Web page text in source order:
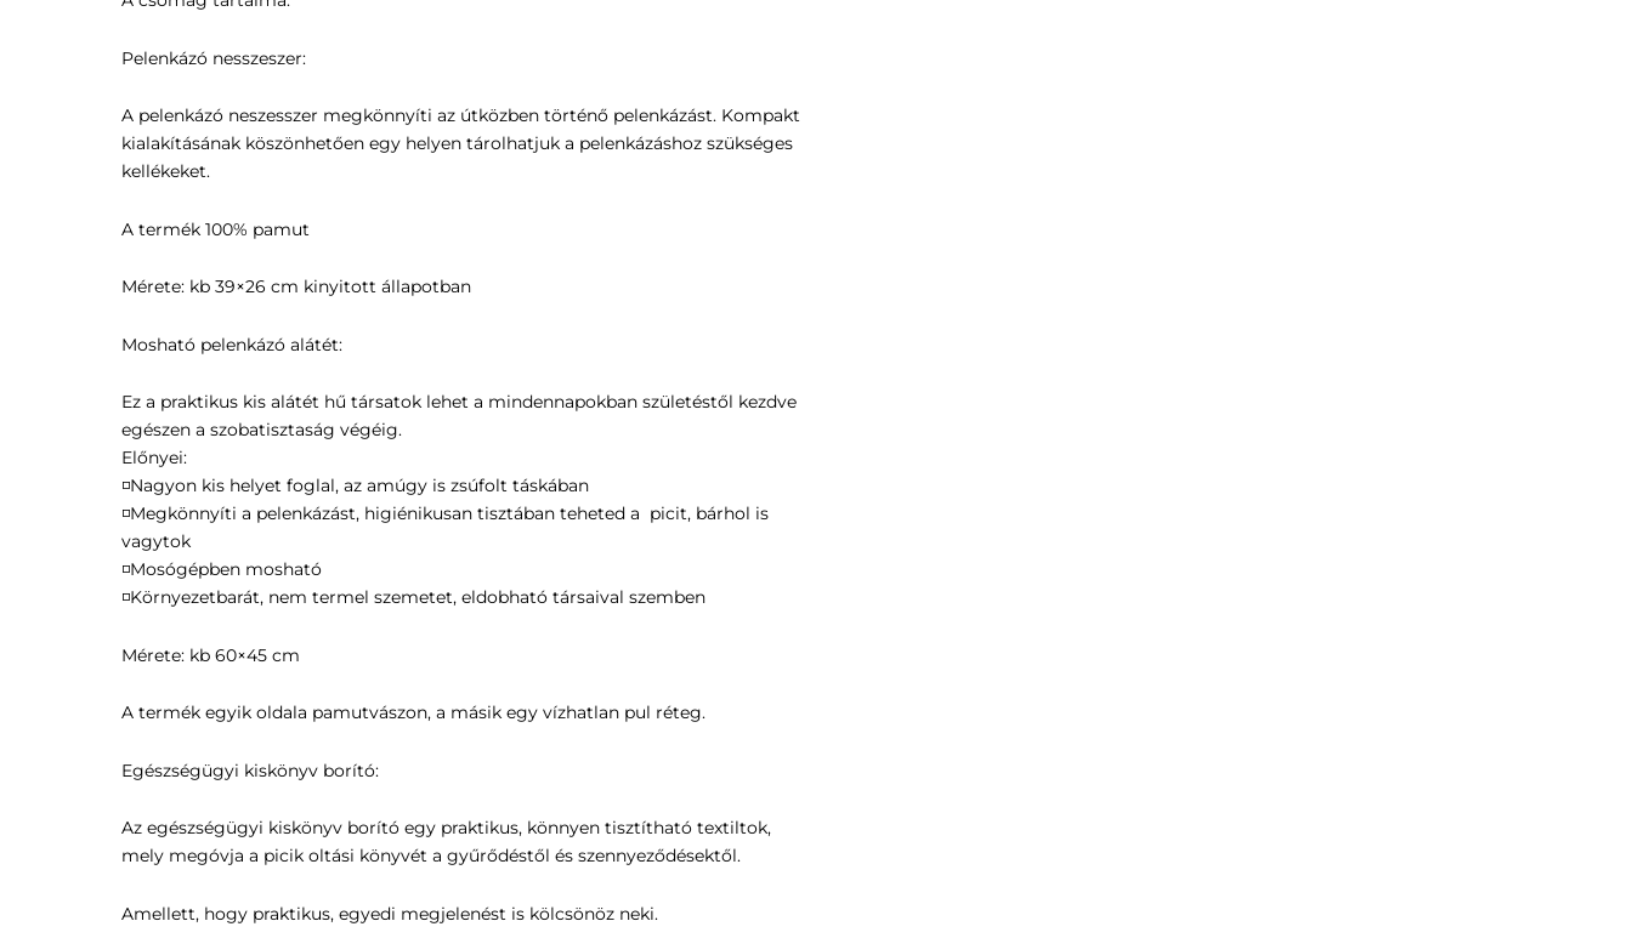
Pelenkázó nesszeszer:
A pelenkázó neszesszer megkönnyíti az útközben történő pelenkázást. Kompakt
kialakításának köszönhetően egy helyen tárolhatjuk a pelenkázáshoz szükséges
kellékeket.
A termék 100% pamut
Mérete: kb 39×26 cm kinyitott állapotban
Mosható pelenkázó alátét:
Ez a praktikus kis alátét hű társatok lehet a mindennapokban születéstől kezdve
egészen a szobatisztaság végéig.
Előnyei:
◽️Nagyon kis helyet foglal, az amúgy is zsúfolt táskában
◽️Megkönnyíti a pelenkázást, higiénikusan tisztában teheted a picit, bárhol is
vagytok
◽️Mosógépben mosható
◽️Környezetbarát, nem termel szemetet, eldobható társaival szemben
Mérete: kb 60×45 cm
A termék egyik oldala pamutvászon, a másik egy vízhatlan pul réteg.
Egészségügyi kiskönyv borító:
Az egészségügyi kiskönyv borító egy praktikus, könnyen tisztítható textiltok,
mely megóvja a picik oltási könyvét a gyűrődéstől és szennyeződésektől.
Amellett, hogy praktikus, egyedi megjelenést is kölcsönöz neki.